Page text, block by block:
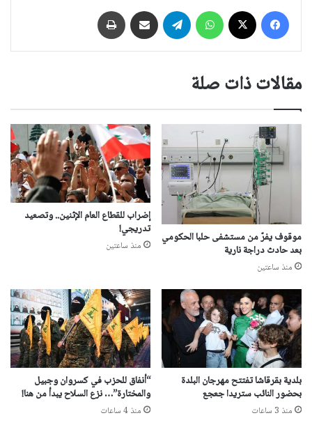
فيسبوك واتساب تيلقرام مشاركة عبر البريد
مقالات ذات صلة
موقوف يفرّ من مستشفى حلبا الحكومي
بعد حادث دراجة نارية
منذ ساعتين
إضراب للقطاع العام الإثنين.. وتصعيد
تدريجي!
منذ ساعتين
بلدية بقرقاشا تفتتح مهرجان البلدة
بحضور النائب ستريدا جعجع
منذ 3 ساعات
“أنفاق للحزب في كسروان وجبيل
والمختارة”… نزع السلاح يبدأ من هنا!
منذ 4 ساعات